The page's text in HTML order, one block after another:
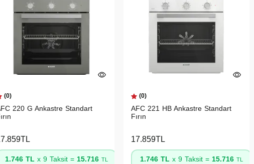
(0)
220 G Ankastre Standart
1.746 TLx 9 Taksit = 15.716 TL
(0)
AFC 221 HB Ankastre Standart
Fırın
17.859TL
1.746 TLx 9 Taksit = 15.716 TL